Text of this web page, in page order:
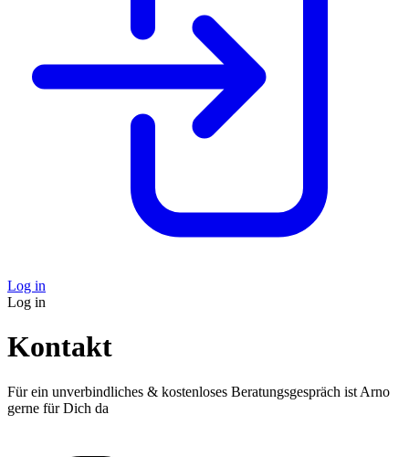
Log in
Log in
Kontakt
Für ein unverbindliches & kostenloses Beratungsgespräch ist Arno
gerne für Dich da